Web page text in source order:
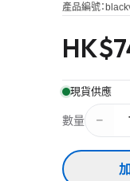
產品編號：
HK$
現貨供應
數量 −